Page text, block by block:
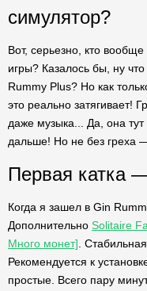
симулятор?
Вот, серьезно, кто
игры? Казалось бы, ну
Rummy Plus? Но как
это реально затягивает!
даже музыка... Да, она тут
дальше! Но не без греха
Первая катка
Когда я зашел в Gin
Дополнительно Solitaire
Много монет] .
Рекомендуется к
простые. Всего пару